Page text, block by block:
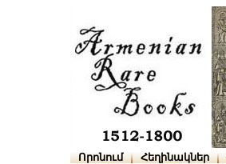
Որոնում Հեղինակներ